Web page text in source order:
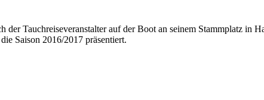
der Tauchreiseveranstalter auf der Boot an seinem Stammplatz
Saison 2016/2017 präsentiert.